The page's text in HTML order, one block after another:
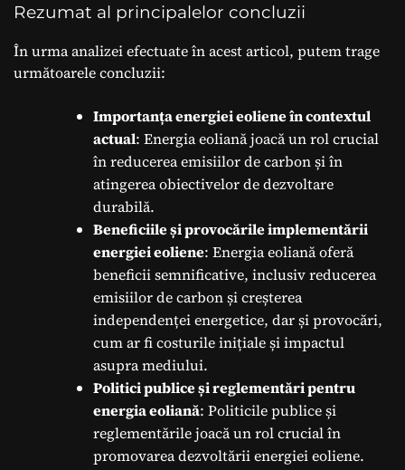
Rezumat al principalelor concluzii
În urma analizei efectuate în acest articol, putem trage
următoarele concluzii:
Importanța energiei eoliene în contextul
actual: Energia eoliană joacă un rol crucial
în reducerea emisiilor de carbon și în
atingerea obiectivelor de dezvoltare
durabilă.
Beneficiile și provocările implementării
energiei eoliene: Energia eoliană oferă
beneficii semnificative, inclusiv reducerea
emisiilor de carbon și creșterea
independenței energetice, dar și provocări,
cum ar fi costurile inițiale și impactul
asupra mediului.
Politici publice și reglementări pentru
energia eoliană: Politicile publice și
reglementările joacă un rol crucial în
promovarea dezvoltării energiei eoliene.